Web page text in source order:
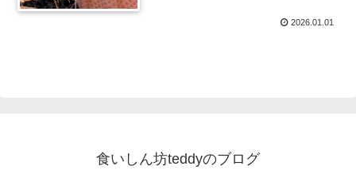
2026.01.01
食いしん坊teddyのブログ